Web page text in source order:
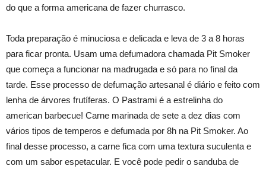
do que a forma americana de fazer churrasco.
Toda preparação é minuciosa e delicada e leva de 3 a 8 horas
para ficar pronta. Usam uma defumadora chamada Pit Smoker
que começa a funcionar na madrugada e só para no final da
tarde. Esse processo de defumação artesanal é diário e feito com
lenha de árvores frutíferas. O Pastrami é a estrelinha do
american barbecue! Carne marinada de sete a dez dias com
vários tipos de temperos e defumada por 8h na Pit Smoker. Ao
final desse processo, a carne fica com uma textura suculenta e
com um sabor espetacular. E você pode pedir o sanduba de